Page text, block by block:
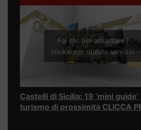
Fai clic per accettare i
cookie per questo servizio
Castelli di Sicilia: 19 ‘mini
turismo di prossimità CLICCA